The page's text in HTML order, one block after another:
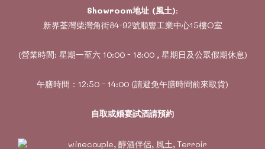
Showroom地址 (風土):
新界荃灣柴灣角街84-92號順豐工業中心15樓O室
(營業時間: 星期一至六 10:00 - 18:00 , 星期日及公眾假期休息)
午膳時間：12:50 - 14:00 (請避免午膳時間前來取貨)
自取或婚宴試酒請預約